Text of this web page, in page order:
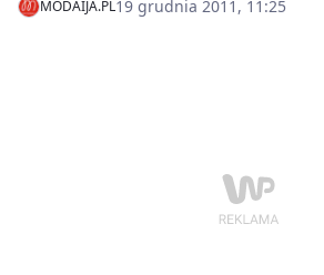
ubrań, ale również dodatków.
MODAIJA.PL19 grudnia 2011, 11:25